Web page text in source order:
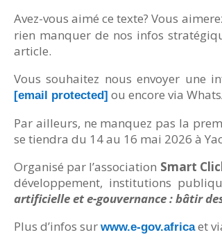
Avez-vous aimé ce texte? Vous
rien manquer de nos infos
article.
Vous souhaitez nous envoyer une
[email protected] ou encore via
Par ailleurs, ne manquez pas la
se tiendra du 14 au 16 mai 2026 à
Organisé par l’association Smart
développement, institutions
artificielle et e-gouvernance : bâtir
Plus d’infos sur www.e-gov.africa et